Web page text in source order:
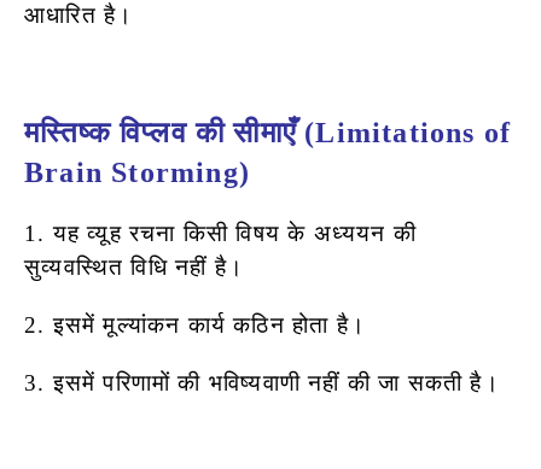
आधारित है।
मस्तिष्कविप्लवकी सीमाएँ (Limitations of
Brain Storming)
1. यह व्यूह रचना किसी विषय के अध्ययन की
सुव्यवस्थित विधि नहीं है।
2. इसमें मूल्यांकन कार्य कठिन होता है।
3. इसमें परिणामों की भविष्यवाणी नहीं की जा सकती है।